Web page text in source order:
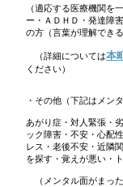
（適応する医療機関を
ー・ＡＤＨＤ・発達障
の方（言葉が理解でき
（詳細については本
ください）
・その他（下記はメン
あがり症・対人緊張・
ック障害・不安・心配
レス・老後不安・近隣
を探す・覚えが悪い・
（メンタル面がまっ